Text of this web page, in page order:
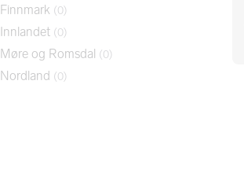
Finnmark (0)
Innlandet (0)
Møre og Romsdal (0)
Nordland (0)